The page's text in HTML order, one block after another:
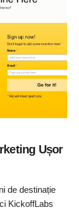
Ușor
de destinație
KickoffLabs